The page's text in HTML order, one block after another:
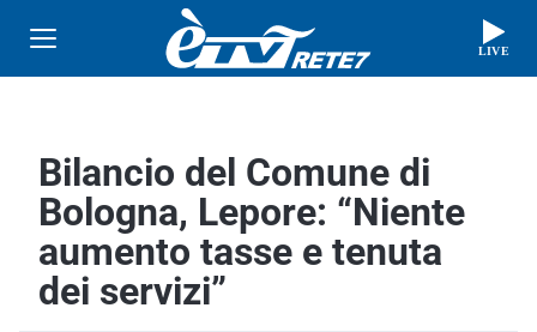
LIVE
Bilancio del Comune di
Bologna, Lepore: “Niente
aumento tasse e tenuta
dei servizi”